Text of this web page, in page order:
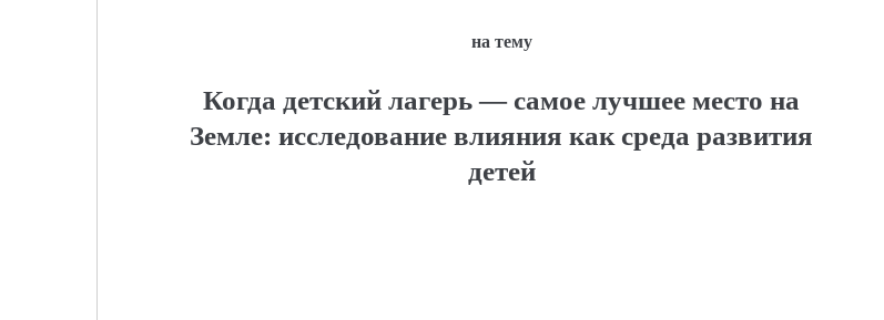
на тему
Когда детский лагерь — самое лучшее место на
Земле: исследование влияния как среда развития
детей